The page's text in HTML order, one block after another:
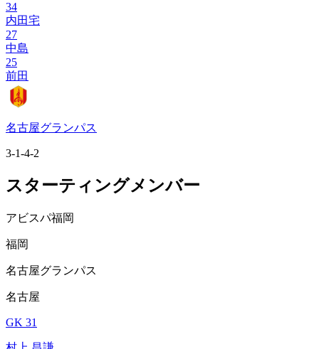
34
内田宅
27
中島
25
前田
名古屋グランパス
3-1-4-2
スターティングメンバー
アビスパ福岡
福岡
名古屋グランパス
名古屋
GK 31